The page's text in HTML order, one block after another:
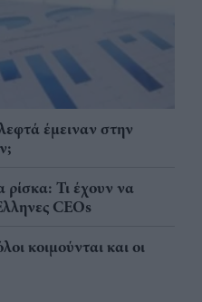
έμειναν στην
ρίσκα: Τι έχουν να
CEOs
κοιμούνται και οι